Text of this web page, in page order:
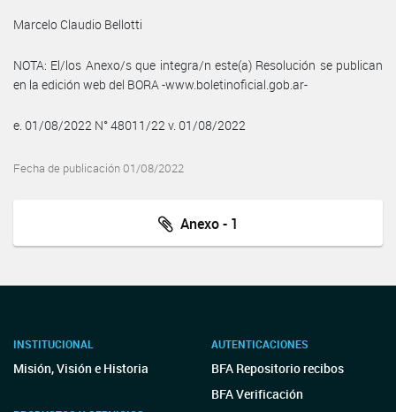
Marcelo Claudio Bellotti
NOTA: El/los Anexo/s que integra/n este(a) Resolución se publican
en la edición web del BORA -www.boletinoficial.gob.ar-
e. 01/08/2022 N° 48011/22 v. 01/08/2022
Fecha de publicación 01/08/2022
Anexo - 1
INSTITUCIONAL
Misión, Visión e Historia
AUTENTICACIONES
BFA Repositorio recibos
BFA Verificación